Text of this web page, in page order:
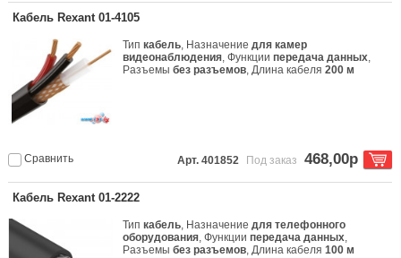
Кабель Rexant 01-4105
Типкабель, Назначениедля камер
видеонаблюдения, Функциипередача данных,
Разъемыбез разъемов, Длина кабеля200 м
Сравнить Арт. 401852 Под заказ 468,00р
Кабель Rexant 01-2222
Типкабель, Назначениедля телефонного
оборудования, Функциипередача данных,
Разъемыбез разъемов, Длина кабеля100 м